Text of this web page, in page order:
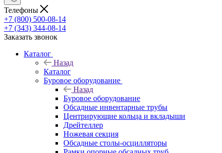
Телефоны
+7 (800) 500-08-14
+7 (343) 344-08-14
Заказать звонок
Каталог
Назад
Каталог
Буровое оборудование
Назад
Буровое оборудование
Обсадные инвентарные трубы
Центрирующие кольца и вкладыши
Дрейтеллер
Ножевая секция
Обсадные столы-осцилляторы